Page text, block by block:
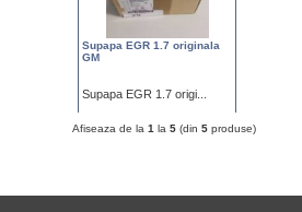
Supapa EGR 1.7 originala
GM
Supapa EGR 1.7 origi...
Pret : 1299.00
Afiseaza de la 1 la 5 (din 5 produse)